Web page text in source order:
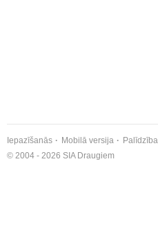
Iepazīšanās Mobilā versija Palīdzība
© 2004 - 2026 SIA Draugiem